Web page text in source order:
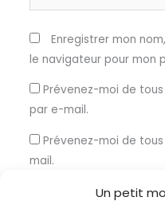
Un petit
Enregistrer mon
le navigateur pour mon
Prévenez-moi de
par e-mail.
Prévenez-moi de
mail.